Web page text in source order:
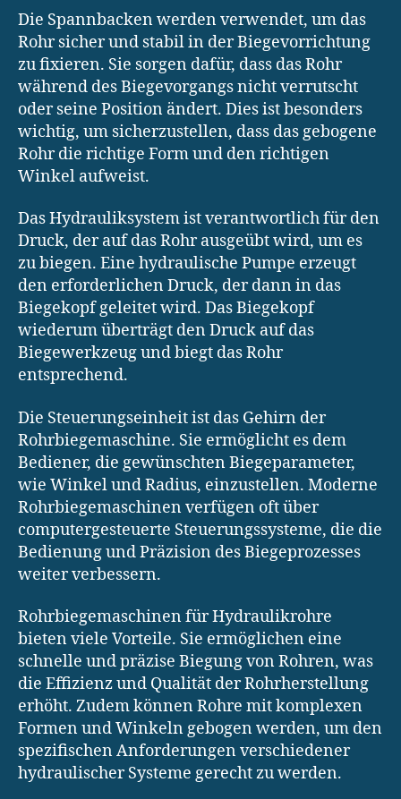
Die Spannbacken werden verwendet, um das
Rohr sicher und stabil in der Biegevorrichtung
zu fixieren. Sie sorgen dafür, dass das Rohr
während des Biegevorgangs nicht verrutscht
oder seine Position ändert. Dies ist besonders
wichtig, um sicherzustellen, dass das gebogene
Rohr die richtige Form und den richtigen
Winkel aufweist.
Das Hydrauliksystem ist verantwortlich für den
Druck, der auf das Rohr ausgeübt wird, um es
zu biegen. Eine hydraulische Pumpe erzeugt
den erforderlichen Druck, der dann in das
Biegekopf geleitet wird. Das Biegekopf
wiederum überträgt den Druck auf das
Biegewerkzeug und biegt das Rohr
entsprechend.
Die Steuerungseinheit ist das Gehirn der
Rohrbiegemaschine. Sie ermöglicht es dem
Bediener, die gewünschten Biegeparameter,
wie Winkel und Radius, einzustellen. Moderne
Rohrbiegemaschinen verfügen oft über
computergesteuerte Steuerungssysteme, die die
Bedienung und Präzision des Biegeprozesses
weiter verbessern.
Rohrbiegemaschinen für Hydraulikrohre
bieten viele Vorteile. Sie ermöglichen eine
schnelle und präzise Biegung von Rohren, was
die Effizienz und Qualität der Rohrherstellung
erhöht. Zudem können Rohre mit komplexen
Formen und Winkeln gebogen werden, um den
spezifischen Anforderungen verschiedener
hydraulischer Systeme gerecht zu werden.